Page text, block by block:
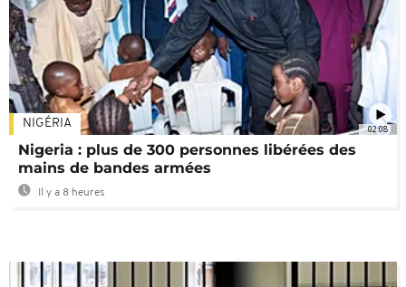
02:08
NIGÉRIA
Nigeria : plus de 300 personnes libérées des
mains de bandes armées
Il y a 8 heures